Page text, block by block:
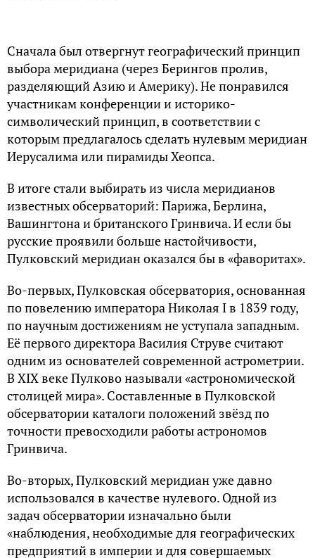
Сначала был отвергнут географический принцип
выбора меридиана (через Берингов пролив,
разделяющий Азию и Америку). Не понравился
участникам конференции и историко-
символический принцип, в соответствии с
которым предлагалось сделать нулевым меридиан
Иерусалима или пирамиды Хеопса.
В итоге стали выбирать из числа меридианов
известных обсерваторий: Парижа, Берлина,
Вашингтона и британского Гринвича. И если бы
русские проявили больше настойчивости,
Пулковский меридиан оказался бы в «фаворитах».
Во-первых, Пулковская обсерватория, основанная
по повелению императора Николая I в 1839 году,
по научным достижениям не уступала западным.
Её первого директора Василия Струве считают
одним из основателей современной астрометрии.
В XIX веке Пулково называли «астрономической
столицей мира». Составленные в Пулковской
обсерватории каталоги положений звёзд по
точности превосходили работы астрономов
Гринвича.
Во-вторых, Пулковский меридиан уже давно
использовался в качестве нулевого. Одной из
задач обсерватории изначально были
«наблюдения, необходимые для географических
предприятий в империи и для совершаемых